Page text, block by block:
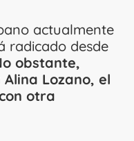
actualmente
radicado desde
obstante,
Lozano, el
otra